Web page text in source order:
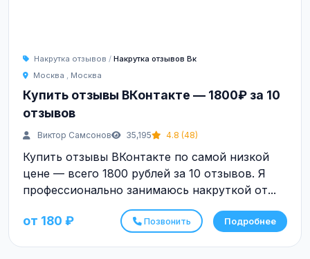
Накрутка отзывов / Накрутка отзывов Вк
Москва , Москва
Купить отзывы ВКонтакте — 1800₽ за 10
отзывов
Виктор Самсонов 35,195 4.8 (48)
Купить отзывы ВКонтакте по самой низкой
цене — всего 1800 рублей за 10 отзывов. Я
профессионально занимаюсь накруткой от...
от 180 ₽ Позвонить Подробнее